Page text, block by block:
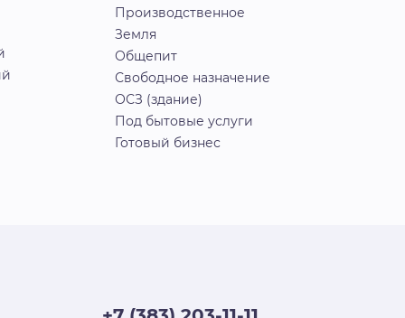
Производственное
Земля
Общепит
Свободное назначение
ОСЗ (здание)
Под бытовые услуги
Готовый бизнес